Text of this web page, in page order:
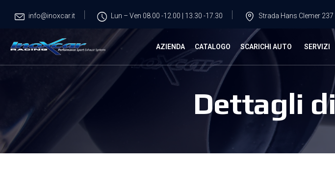
info@inoxcar.it Lun – Ven 08.00 -12.00 | 13.30 -17.30 Strada Hans Clemer
AZIENDA CATALOGO SCARICHI AUTO SERVIZI
Dettagli